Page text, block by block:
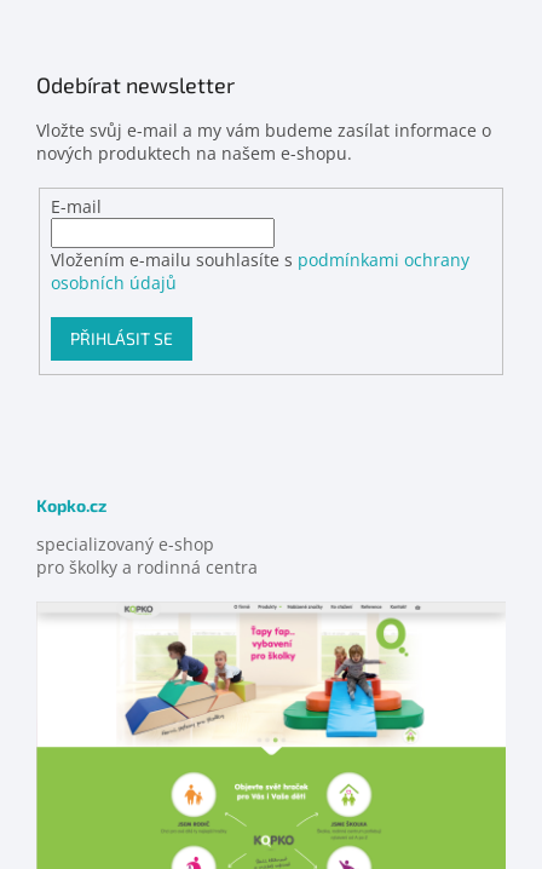
Odebírat newsletter
Vložte svůj e-mail a my vám budeme zasílat informace o
nových produktech na našem e-shopu.
E-mail
Vložením e-mailu souhlasíte s podmínkami ochrany
osobních údajů
PŘIHLÁSIT SE
Kopko.cz
specializovaný e-shop
pro školky a rodinná centra